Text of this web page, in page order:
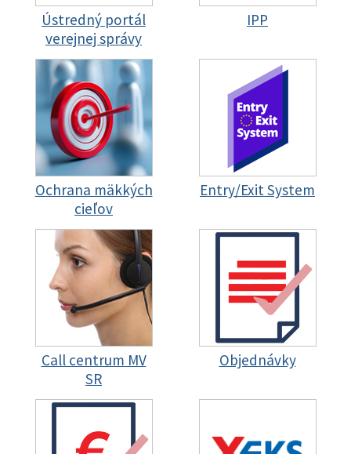
Ústredný portál
verejnej správy
IPP
Ochrana mäkkých
cieľov
Entry/Exit System
Call centrum MV
SR
Objednávky